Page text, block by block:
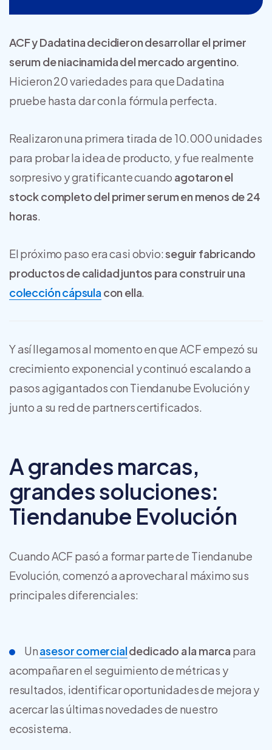
ACF y Dadatina decidieron desarrollar el primer
serum de niacinamida del mercado argentino
Hicieron 20 variedades para que Dadatina
pruebe hasta dar con la fórmula perfecta.
Realizaron una primera tirada de 10.000 unidades
para probar la idea de producto, y fue realmente
sorpresivo y gratificante cuando agotaron el
stock completo del primer serum en menos de 24
horas
El próximo paso era casi obvio:seguir fabricando
productos de calidad juntos para construir una
colección cápsulacon ella
Y así llegamos al momento en que ACF empezó su
crecimiento exponencial y continuó escalando a
pasos agigantados con Tiendanube Evolución y
junto a su red de partners certificados.
A grandes marcas,
grandes soluciones:
Tiendanube Evolución
Cuando ACF pasó a formar parte de Tiendanube
Evolución, comenzó a aprovechar al máximo sus
principales diferenciales:
Unasesor comercialdedicado a la marca para
acompañar en el seguimiento de métricas y
resultados, identificar oportunidades de mejora y
acercar las últimas novedades de nuestro
ecosistema.